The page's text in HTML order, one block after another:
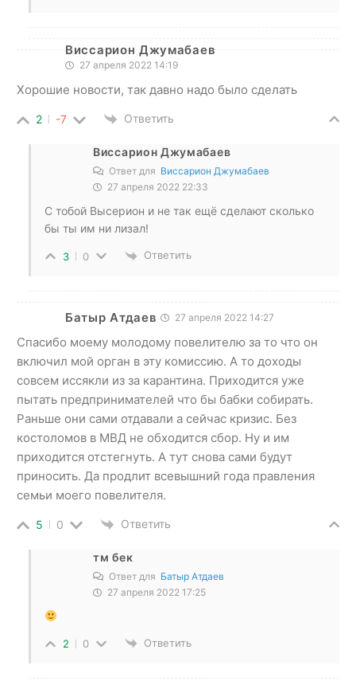
Виссарион Джумабаев
27 апреля 2022 14:19
Хорошие новости, так давно надо было сделать
2 -7 Ответить
Виссарион Джумабаев
Ответ для Виссарион Джумабаев
27 апреля 2022 22:33
С тобой Высерион и не так ещё сделают сколько
бы ты им ни лизал!
3 0 Ответить
Батыр Атдаев 27 апреля 2022 14:27
Спасибо моему молодому повелителю за то что он
включил мой орган в эту комиссию. А то доходы
совсем иссякли из за карантина. Приходится уже
пытать предпринимателей что бы бабки собирать.
Раньше они сами отдавали а сейчас кризис. Без
костоломов в МВД не обходится сбор. Ну и им
приходится отстегнуть. А тут снова сами будут
приносить. Да продлит всевышний года правления
семьи моего повелителя.
5 0 Ответить
тм бек
Ответ для Батыр Атдаев
27 апреля 2022 17:25
2 0 Ответить